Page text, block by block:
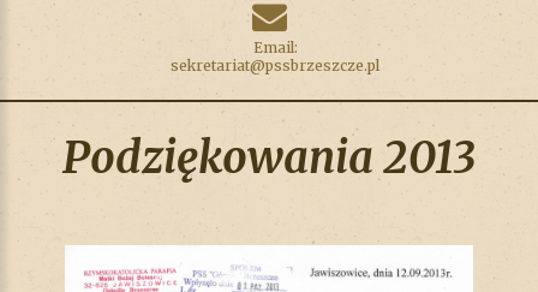
Email:
sekretariat@pssbrzeszcze.pl
Podziękowania 2013